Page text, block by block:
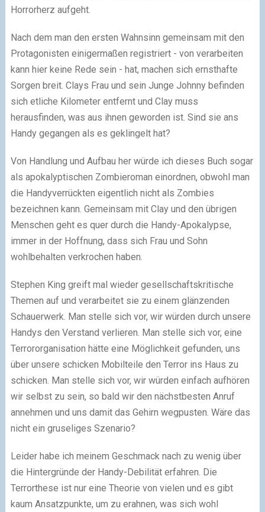
Horrorherz aufgeht.
Nach dem man den ersten Wahnsinn gemeinsam mit den
Protagonisten einigermaßen registriert - von verarbeiten
kann hier keine Rede sein - hat, machen sich ernsthafte
Sorgen breit. Clays Frau und sein Junge Johnny befinden
sich etliche Kilometer entfernt und Clay muss
herausfinden, was aus ihnen geworden ist. Sind sie ans
Handy gegangen als es geklingelt hat?
Von Handlung und Aufbau her würde ich dieses Buch sogar
als apokalyptischen Zombieroman einordnen, obwohl man
die Handyverrückten eigentlich nicht als Zombies
bezeichnen kann. Gemeinsam mit Clay und den übrigen
Menschen geht es quer durch die Handy-Apokalypse,
immer in der Hoffnung, dass sich Frau und Sohn
wohlbehalten verkrochen haben.
Stephen King greift mal wieder gesellschaftskritische
Themen auf und verarbeitet sie zu einem glänzenden
Schauerwerk. Man stelle sich vor, wir würden durch unsere
Handys den Verstand verlieren. Man stelle sich vor, eine
Terrororganisation hätte eine Möglichkeit gefunden, uns
über unsere schicken Mobilteile den Terror ins Haus zu
schicken. Man stelle sich vor, wir würden einfach aufhören
wir selbst zu sein, so bald wir den nächstbesten Anruf
annehmen und uns damit das Gehirn wegpusten. Wäre das
nicht ein gruseliges Szenario?
Leider habe ich meinem Geschmack nach zu wenig über
die Hintergründe der Handy-Debilität erfahren. Die
Terrorthese ist nur eine Theorie von vielen und es gibt
kaum Ansatzpunkte, um zu erahnen, was sich wohl